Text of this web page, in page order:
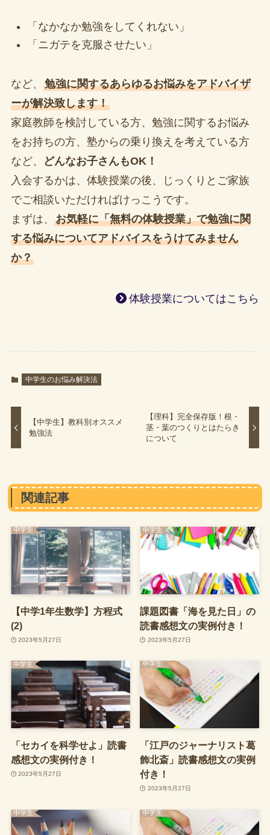
「なかなか勉強をしてくれない」
「ニガテを克服させたい」
など、 勉強に関するあらゆるお悩みをアドバイザ
ーが解決致します！
家庭教師を検討している方、勉強に関するお悩み
をお持ちの方、塾からの乗り換えを考えている方
など、
どんなお子さんもOK！
入会するかは、体験授業の後、じっくりとご家族
でご相談いただければけっこうです。
まずは、 お気軽に「無料の体験授業」で勉強に関
する悩みについてアドバイスをうけてみません
か？
体験授業についてはこちら
中学生のお悩み解決法
【中学生】教科別オススメ
勉強法
【理科】完全保存版！根・
茎・葉のつくりとはたらき
について
関連記事
【中学1年生数学】方程式
(2)
2023年5月27日
課題図書「海を見た日」の
読書感想文の実例付き！
2023年5月27日
「セカイを科学せよ」読書
感想文の実例付き！
2023年5月27日
「江戸のジャーナリスト葛
飾北斎」読書感想文の実例
付き！
2023年5月27日